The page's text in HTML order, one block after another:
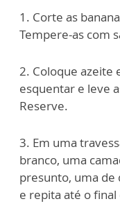
1. Corte as
Tempere-as com
2. Coloque azeite
esquentar e leve
Reserve.
3. Em uma
branco, uma
presunto, uma de
e repita até o final